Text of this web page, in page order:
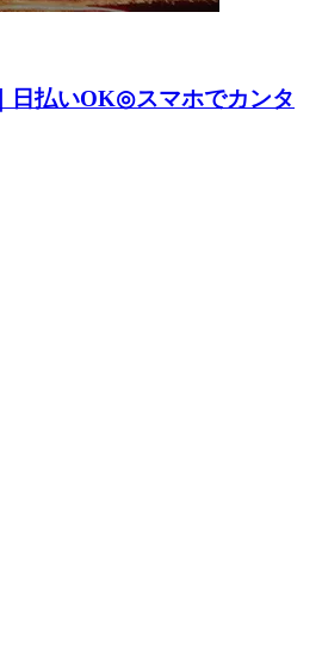
日払いOK◎スマホでカンタ